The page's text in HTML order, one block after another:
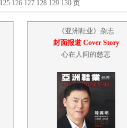
《亚洲鞋业》杂志
封面报道 Cover Story
心在人间的慈悲